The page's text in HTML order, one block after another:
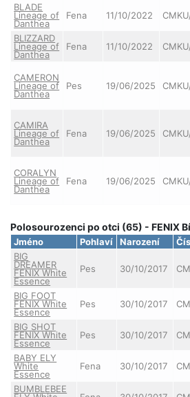
BLADE
Lineage of
Danthea
Fena 11/10/2022
BLIZZARD
Lineage of
Danthea
Fena 11/10/2022
CAMERON
Lineage of
Danthea
Pes 19/06/2025
CAMIRA
Lineage of
Danthea
Fena 19/06/2025
CORALYN
Lineage of
Danthea
Fena 19/06/2025
Polosourozenci po otci (65) - FENIX
Jméno Pohlaví Narození
BIG
DREAMER
FENIX White
Essence
Pes 30/10/2017
BIG FOOT
FENIX White
Essence
Pes 30/10/2017
BIG SHOT
FENIX White
Essence
Pes 30/10/2017
BABY ELY
White
Essence
Fena 30/10/2017
BUMBLEBEE